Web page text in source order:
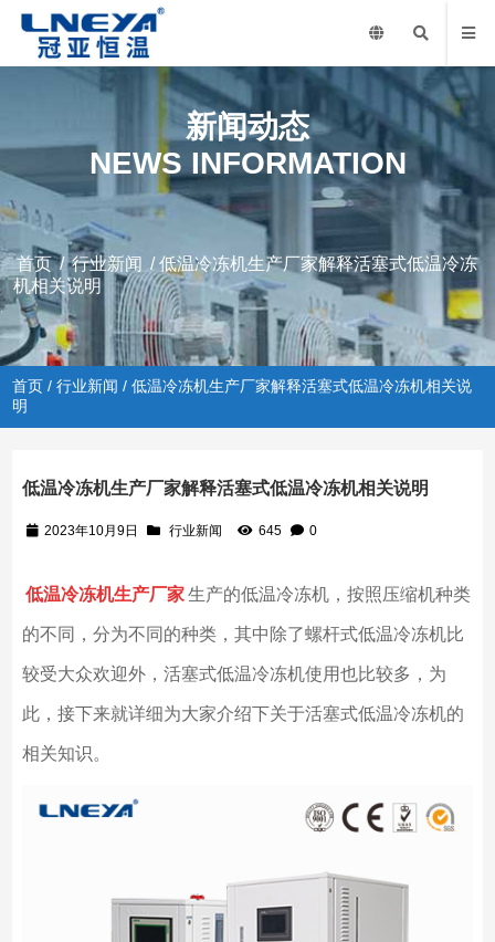
新闻动态
NEWS INFORMATION
首页/行业新闻 / 低温冷冻机生产厂家解释活塞式低温冷冻
机相关说明
首页 /行业新闻 / 低温冷冻机生产厂家解释活塞式低温冷冻机相关说
明
低温冷冻机生产厂家解释活塞式低温冷冻机相关说明
2023年10月9日 行业新闻 645 0
低温冷冻机生产厂家生产的低温冷冻机，按照压缩机种类
的不同，分为不同的种类，其中除了螺杆式低温冷冻机比
较受大众欢迎外，活塞式低温冷冻机使用也比较多，为
此，接下来就详细为大家介绍下关于活塞式低温冷冻机的
相关知识。